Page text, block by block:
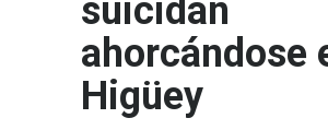
suicidan
ahorcándose
Higüey